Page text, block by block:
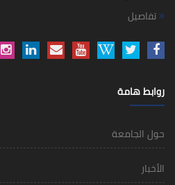
تفاصيل
روابط هامة
حول الجامعة
الأخبار